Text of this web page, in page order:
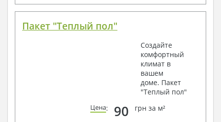
Пакет "Теплый пол"
Создайте
комфортный
климат в
вашем
доме. Пакет
"Теплый пол"
Цена: 90 грн за м²